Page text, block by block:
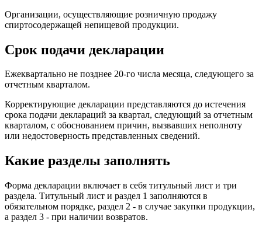
Организации, осуществляющие розничную продажу
спиртосодержащей непищевой продукции.
Срок подачи декларации
Ежеквартально не позднее 20-го числа месяца, следующего за
отчетным кварталом.
Корректирующие декларации представляются до истечения
срока подачи деклараций за квартал, следующий за отчетным
кварталом, с обоснованием причин, вызвавших неполноту
или недостоверность представленных сведений.
Какие разделы заполнять
Форма декларации включает в себя титульный лист и три
раздела. Титульный лист и раздел 1 заполняются в
обязательном порядке, раздел 2 - в случае закупки продукции,
а раздел 3 - при наличии возвратов.